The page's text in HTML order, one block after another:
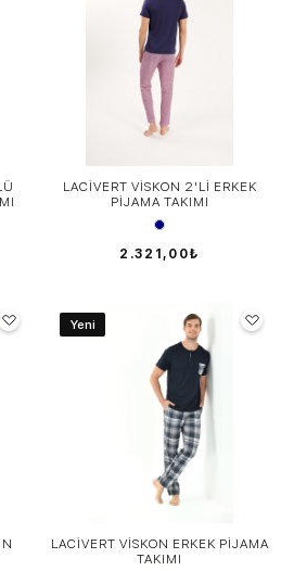
LACİVERT VİSKON 2'Lİ ERKEK
PİJAMA TAKIMI
2.321,00₺
Yeni
LACİVERT VİSKON ERKEK PİJAMA
TAKIMI